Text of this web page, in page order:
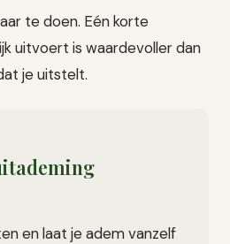
te doen. Eén korte
uitvoert is waardevoller dan
je uitstelt.
en laat je adem vanzelf